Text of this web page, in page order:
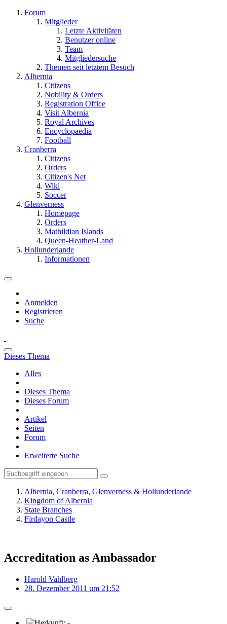
Forum
Mitglieder
Letzte Aktivitäten
Benutzer online
Team
Mitgliedersuche
Themen seit letztem Besuch
Albernia
Citizens
Nobility & Orders
Registration Office
Visit Albernia
Royal Archives
Encyclopaedia
Football
Cranberra
Citizens
Orders
Citizen's Net
Wiki
Soccer
Glenverness
Homepage
Orders
Mathildian Islands
Queen-Heather-Land
Hollunderlande
Informationen
Anmelden
Registrieren
Suche
Dieses Thema
Alles
Dieses Thema
Dieses Forum
Artikel
Seiten
Forum
Erweiterte Suche
Albernia, Cranberra, Glenverness & Hollunderlande
Kingdom of Albernia
State Branches
Firdayon Castle
Accreditation as Ambassador
Harold Vahlberg
28. Dezember 2011 um 21:52